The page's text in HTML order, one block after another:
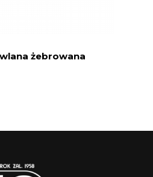
żebrowana